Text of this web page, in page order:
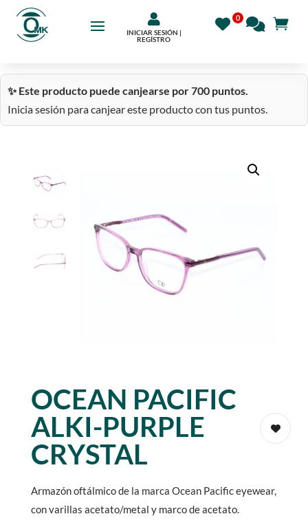

INICIAR SESIÓN |
REGÍSTRO
✨ Este producto puede canjearse por 700 puntos.
Inicia sesión para canjear este producto con tus puntos.
OCEAN PACIFIC
ALKI-PURPLE
CRYSTAL
Armazón oftálmico de la marca Ocean Pacific eyewear,
con varillas acetato/metal y marco de acetato.